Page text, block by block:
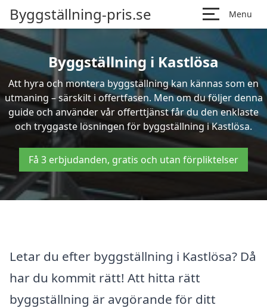
Byggställning-pris.se Menu
Byggställning i Kastlösa
Att hyra och montera byggställning kan kännas som en
utmaning – särskilt i offertfasen. Men om du följer denna
guide och använder vår offerttjänst får du den enklaste
och tryggaste lösningen för byggställning i Kastlösa.
Få 3 erbjudanden, gratis och utan förpliktelser
Letar du efter byggställning i Kastlösa? Då
har du kommit rätt! Att hitta rätt
byggställning är avgörande för ditt